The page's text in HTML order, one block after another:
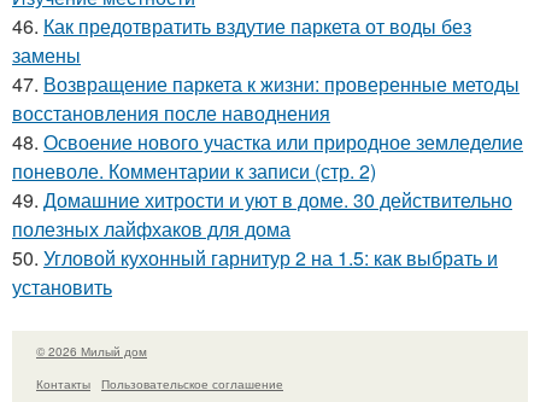
46. Как предотвратить вздутие паркета от воды без
замены
47. Возвращение паркета к жизни: проверенные методы
восстановления после наводнения
48. Освоение нового участка или природное земледелие
поневоле. Комментарии к записи (стр. 2)
49. Домашние хитрости и уют в доме. 30 действительно
полезных лайфхаков для дома
50. Угловой кухонный гарнитур 2 на 1.5: как выбрать и
установить
© 2026 Милый дом
Контакты
Пользовательское соглашение